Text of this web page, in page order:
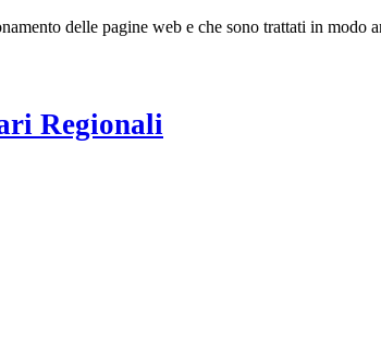
delle pagine web e che sono trattati in modo
Regionali